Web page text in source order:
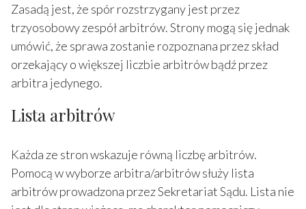
Zasadą jest, że spór rozstrzygany jest przez
trzyosobowy zespół arbitrów. Strony mogą się jednak
umówić, że sprawa zostanie rozpoznana przez skład
orzekający o większej liczbie arbitrów bądź przez
arbitra jedynego.
Lista arbitrów
Każda ze stron wskazuje równą liczbę arbitrów.
Pomocą w wyborze arbitra/arbitrów służy lista
arbitrów prowadzona przez Sekretariat Sądu. Lista nie